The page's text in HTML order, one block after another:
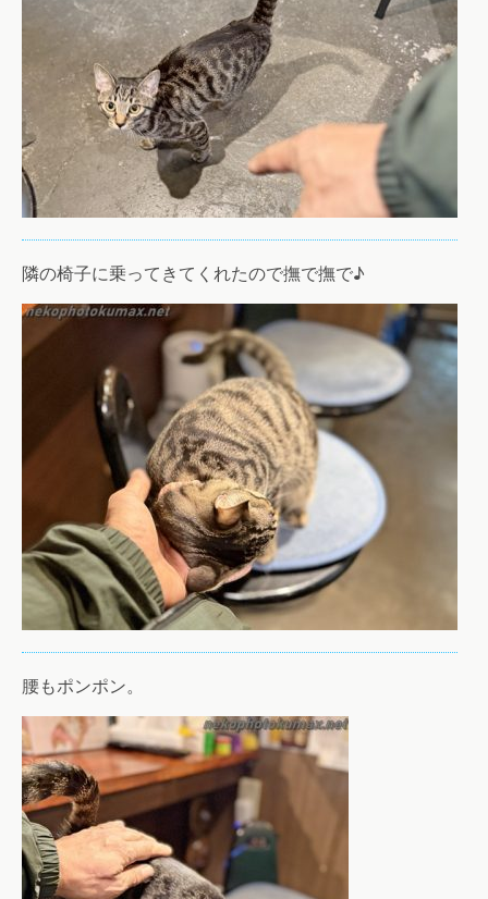
隣の椅子に乗ってきてくれたので撫で撫で♪
腰もポンポン。